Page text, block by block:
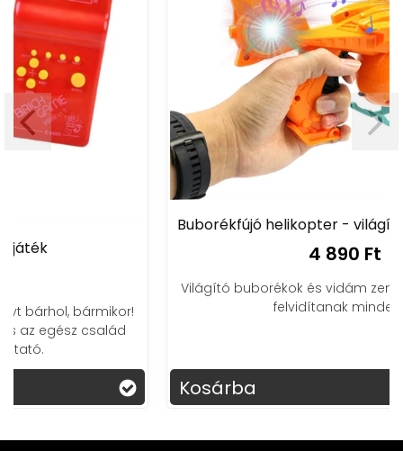
Buborékfújó helikopter - világít és zenél - sárga
Világító buborékok és vidám zenék, pillanatok alatt
felvidítanak mindenkit!
Kosárba